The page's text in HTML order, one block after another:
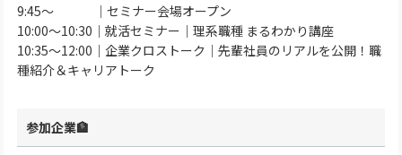
9:45～ ｜セミナー会場オープン
10:00～10:30｜就活セミナー｜理系職種 まるわかり講座
10:35～12:00｜企業クロストーク｜先輩社員のリアルを公開！職
種紹介＆キャリアトーク
参加企業🏦